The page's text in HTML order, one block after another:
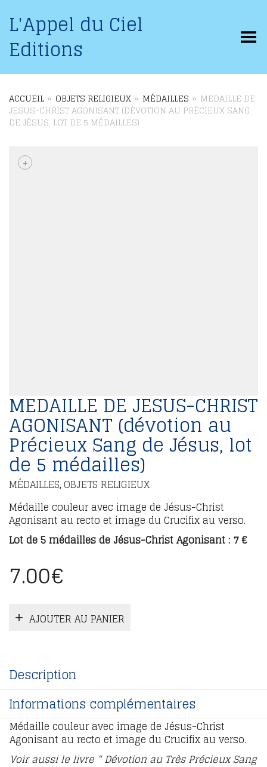
L'Appel du Ciel
Editions Basculer le menu
ACCUEIL » OBJETS RELIGIEUX » MÉDAILLES » MEDAILLE DE
JESUS-CHRIST AGONISANT (DÉVOTION AU PRÉCIEUX SANG
DE JÉSUS, LOT DE 5 MÉDAILLES)
+
MEDAILLE DE JESUS-CHRIST
AGONISANT (dévotion au
Précieux Sang de Jésus, lot
de 5 médailles)
MÉDAILLES, OBJETS RELIGIEUX
Médaille couleur avec image de Jésus-Christ
Agonisant au recto et image du Crucifix au verso.
Lot de 5 médailles de Jésus-Christ Agonisant : 7 €
7.00€
AJOUTER AU PANIER
Description
Informations complémentaires
Médaille couleur avec image de Jésus-Christ
Agonisant au recto et image du Crucifix au verso.
Voir aussi le livre “ Dévotion au Très Précieux Sang